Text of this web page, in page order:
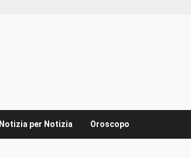
Notizia per Notizia Oroscopo